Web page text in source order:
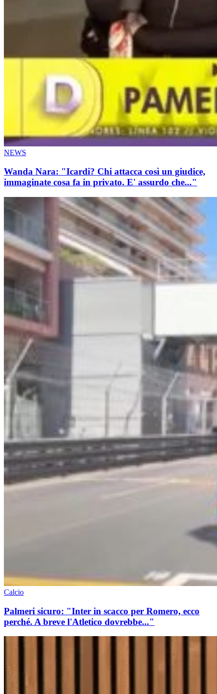
NEWS
Wanda Nara: "Icardi? Chi attacca così un giudice,
immaginate cosa fa in privato. E' assurdo che..."
Calcio
Palmeri sicuro: "Inter in scacco per Romero, ecco
perché. A breve l'Atletico dovrebbe..."